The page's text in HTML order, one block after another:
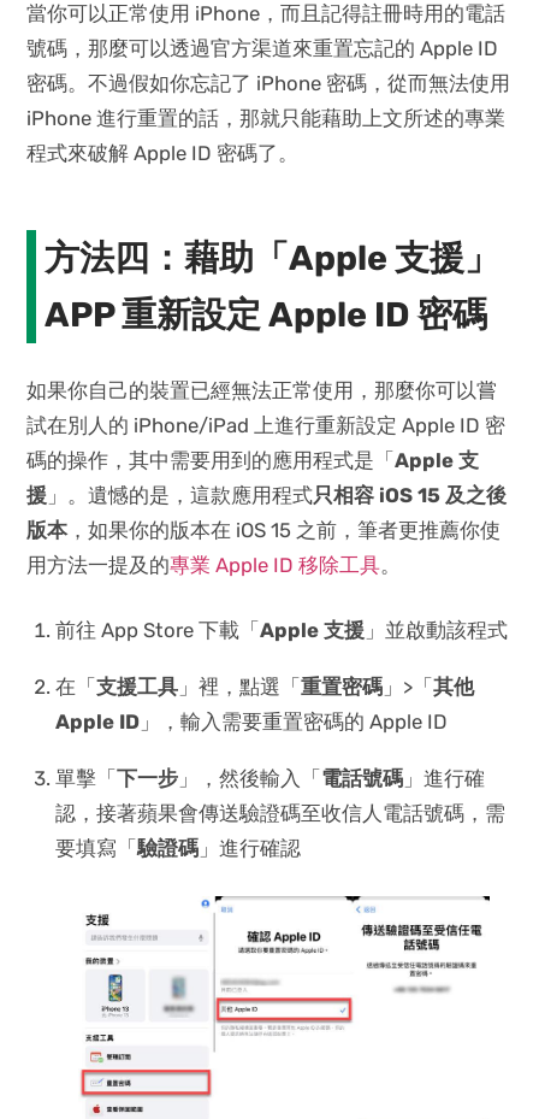
當你可以正常使用 iPhone，而且記得註冊時用的電話
號碼，那麼可以透過官方渠道來重置忘記的 Apple ID
密碼。不過假如你忘記了 iPhone 密碼，從而無法使用
iPhone 進行重置的話，那就只能藉助上文所述的專業
程式來破解 Apple ID 密碼了。
方法四：藉助「Apple 支援」
APP 重新設定 Apple ID 密碼
如果你自己的裝置已經無法正常使用，那麼你可以嘗
試在別人的 iPhone/iPad 上進行重新設定 Apple ID 密
碼的操作，其中需要用到的應用程式是「Apple 支
援 」。遺憾的是，這款應用程式只相容 iOS 15 及之後
版本，如果你的版本在 iOS 15 之前，筆者更推薦你使
用方法一提及的專業 Apple ID 移除工具。
前往 App Store 下載「Apple 支援 」並啟動該程式
在「支援工具 」裡，點選「重置密碼 」>「其他
Apple ID 」，輸入需要重置密碼的 Apple ID
單擊「下一步 」，然後輸入「 電話號碼 」進行確
認，接著蘋果會傳送驗證碼至收信人電話號碼，需
要填寫「驗證碼 」進行確認